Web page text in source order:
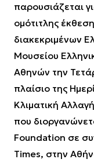
παρουσιάζεται
ομότιτλης
διακεκριμένων
Μουσείου
Αθηνών την
πλαίσιο της
Κλιματική
που
Foundation σε
Times, στην